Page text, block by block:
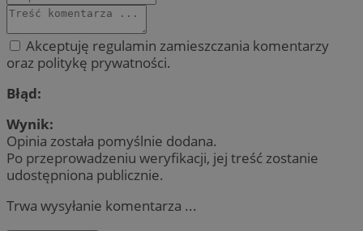
Akceptuję regulamin zamieszczania komentarzy
oraz politykę prywatności.
Błąd:
Wynik:
Opinia została pomyślnie dodana.
Po przeprowadzeniu weryfikacji, jej treść zostanie
udostępniona publicznie.
Trwa wysyłanie komentarza ...